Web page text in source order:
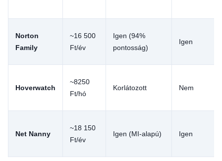
Norton
Family
~16 500
Ft/év
Igen (94%
pontosság)
Igen
Hoverwatch
~8250
Ft/hó
Korlátozott Nem
Net Nanny
~18 150
Ft/év
Igen (MI-alapú) Igen